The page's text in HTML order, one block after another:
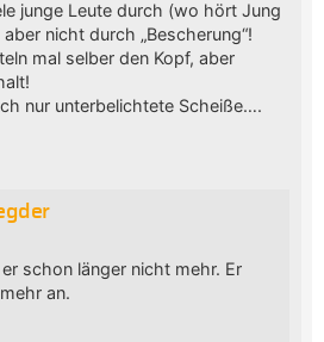
junge Leute durch (wo hört Jung
nicht durch „Bescherung“!
mal selber den Kopf, aber
nur unterbelichtete Scheiße….
schon länger nicht mehr. Er
an.